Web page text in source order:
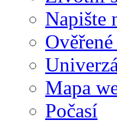
Napište
Mapa
Počasí